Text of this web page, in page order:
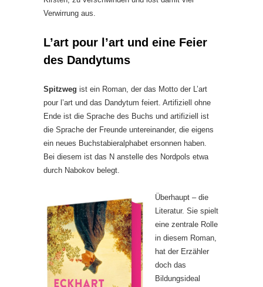
Verwirrung aus.
L’art pour l’art und eine Feier
des Dandytums
Spitzweg ist ein Roman, der das Motto der L’art
pour l’art und das Dandytum feiert. Artifiziell ohne
Ende ist die Sprache des Buchs und artifiziell ist
die Sprache der Freunde untereinander, die eigens
ein neues Buchstabieralphabet ersonnen haben.
Bei diesem ist das N anstelle des Nordpols etwa
durch Nabokov belegt.
Überhaupt – die
Literatur. Sie spielt
eine zentrale Rolle
in diesem Roman,
hat der Erzähler
doch das
Bildungsideal